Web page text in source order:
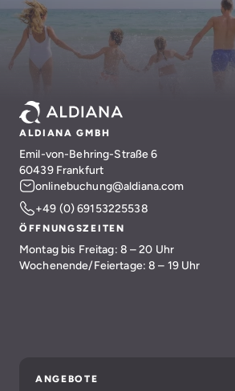
ALDIANA GMBH
Emil-von-Behring-Straße 6
60439 Frankfurt
onlinebuchung@aldiana.com
+49 (0) 69153225538
ÖFFNUNGSZEITEN
Montag bis Freitag: 8 – 20 Uhr
Wochenende/Feiertage: 8 – 19 Uhr
ANGEBOTE